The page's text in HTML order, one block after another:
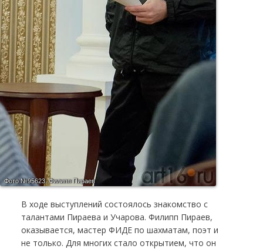
Фото №95623.Филипп Пираев
В ходе выступлений состоялось знакомство с
талантами Пираева и Учарова. Филипп Пираев,
оказывается, мастер ФИДЕ по шахматам, поэт и
не только. Для многих стало открытием, что он